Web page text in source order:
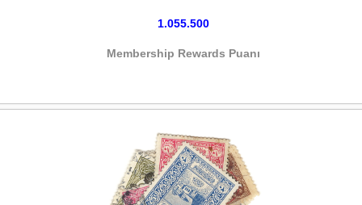
1.055.500
Membership Rewards Puanı